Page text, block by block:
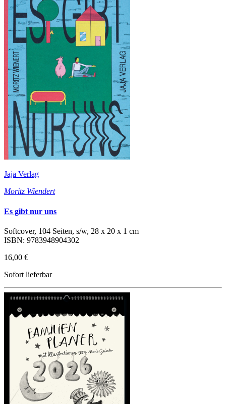
Jaja Verlag
Moritz Wiendert
Es gibt nur uns
Softcover, 104 Seiten, s/w, 28 x 20 x 1 cm
ISBN: 9783948904302
16,00 €
Sofort lieferbar